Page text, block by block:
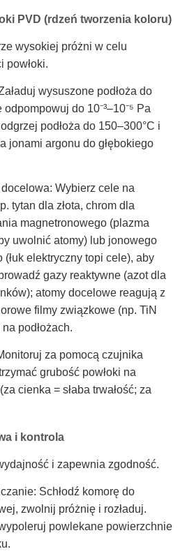
PVD (rdzeń tworzenia koloru)
wysokiej próżni w celu
powłoki.
wysuszone podłoża do
do 10⁻³–10⁻⁵ Pa
podłoża do 150–300°C i
jonami argonu do głębokiego
Wybierz cele na
tytan dla złota, chrom dla
magnetronowego (plazma
uwolnić atomy) lub jonowego
(łuk elektryczny topi cele), aby
gazy reaktywne (azot dla
atomy docelowe reagują z
filmy związkowe (np. TiN
podłożach.
za pomocą czujnika
grubość powłoki na
cienka = słaba trwałość; za
i kontrola
i zapewnia zgodność.
Schłodź komorę do
zwolnij próżnię i rozładuj.
powlekane powierzchnie